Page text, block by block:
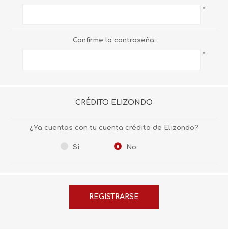
*
Confirme la contraseña:
*
CRÉDITO ELIZONDO
¿Ya cuentas con tu cuenta crédito de Elizondo?
Si No